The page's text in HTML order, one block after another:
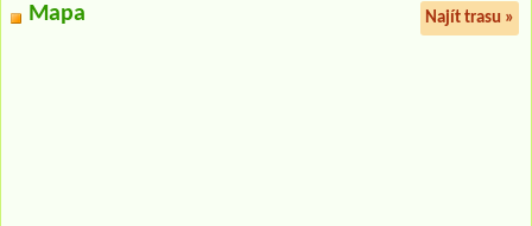
Mapa Najít trasu »